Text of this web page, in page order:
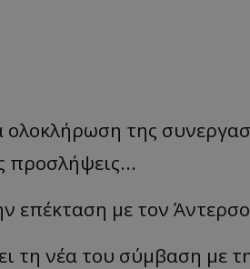
της
προσλήψεις...
επέκταση με τον
τη νέα του σύμβαση με